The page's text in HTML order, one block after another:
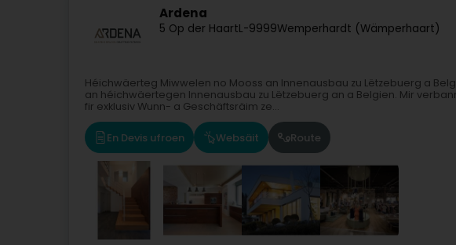
Ardena
5 Op der HaartL-9999Wemperhardt (Wämperhaart)
Héichwäerteg Miwwelen no Mooss an Innenausbau zu Lëtzebuerg a
an héichwäertegen Innenausbau zu Lëtzebuerg an a Belgien. Mir
fir exklusiv Wunn- a Geschäftsräim ze...
En Devis ufroen Websäit Route